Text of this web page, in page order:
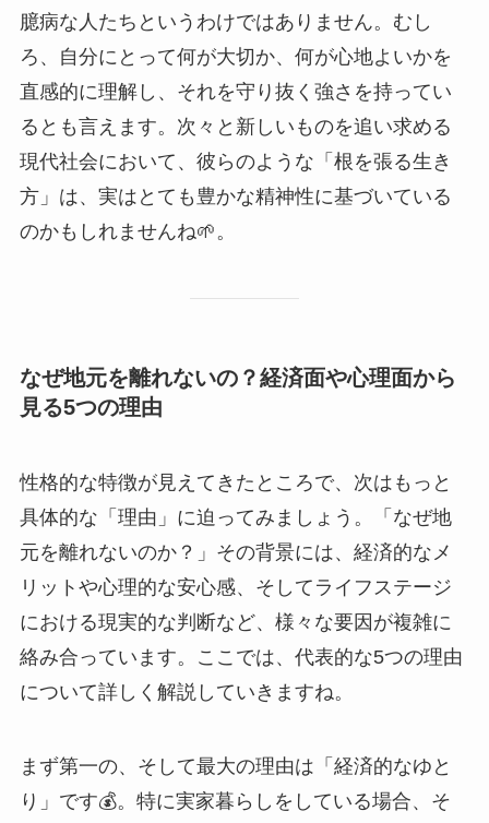
臆病な人たちというわけではありません。むし
ろ、自分にとって何が大切か、何が心地よいかを
直感的に理解し、それを守り抜く強さを持ってい
るとも言えます。次々と新しいものを追い求める
現代社会において、彼らのような「根を張る生き
方」は、実はとても豊かな精神性に基づいている
のかもしれませんね🌱。
なぜ地元を離れないの？経済面や心理面から
見る5つの理由
性格的な特徴が見えてきたところで、次はもっと
具体的な「理由」に迫ってみましょう。「なぜ地
元を離れないのか？」その背景には、経済的なメ
リットや心理的な安心感、そしてライフステージ
における現実的な判断など、様々な要因が複雑に
絡み合っています。ここでは、代表的な5つの理由
について詳しく解説していきますね。
まず第一の、そして最大の理由は「経済的なゆと
り」です💰。特に実家暮らしをしている場合、そ